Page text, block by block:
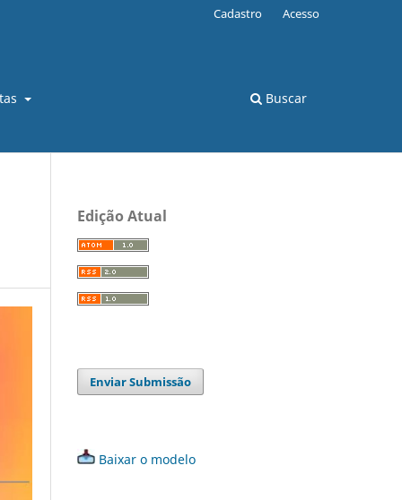
Buscar
Cadastro Acesso
Edição Atual
Enviar Submissão
Baixar o modelo